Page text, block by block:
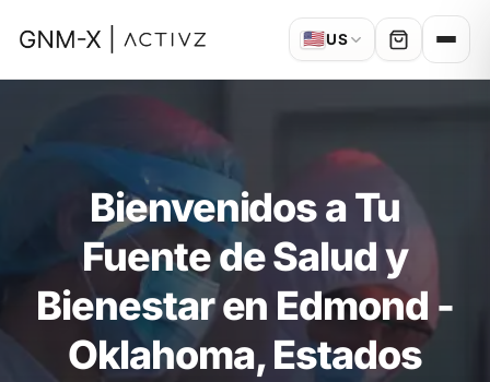
🇺🇸US
Bienvenidos a Tu
Fuente de Salud y
Bienestar en Edmond -
Oklahoma, Estados